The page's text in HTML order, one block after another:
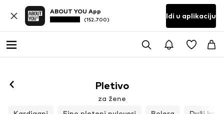
ABOUT YOU App
(152.700) Idi u aplikaciju
Pletivo
za žene